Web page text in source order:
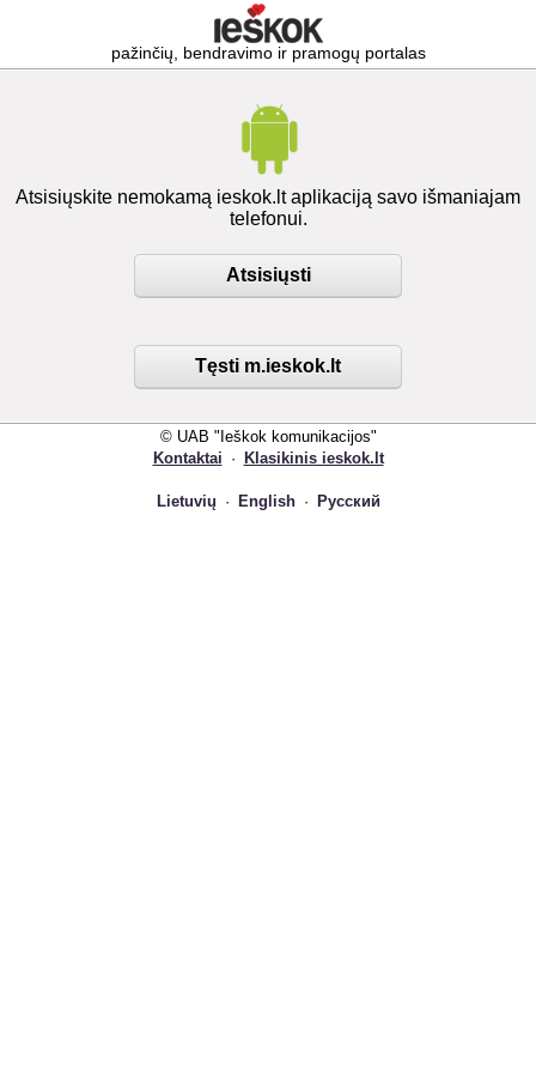
pažinčių, bendravimo ir pramogų portalas
Atsisiųskite nemokamą ieskok.lt aplikaciją savo išmaniajam
telefonui.
Atsisiųsti
Tęsti m.ieskok.lt
© UAB "Ieškok komunikacijos"
Kontaktai · Klasikinis ieskok.lt
Lietuvių · English · Русский